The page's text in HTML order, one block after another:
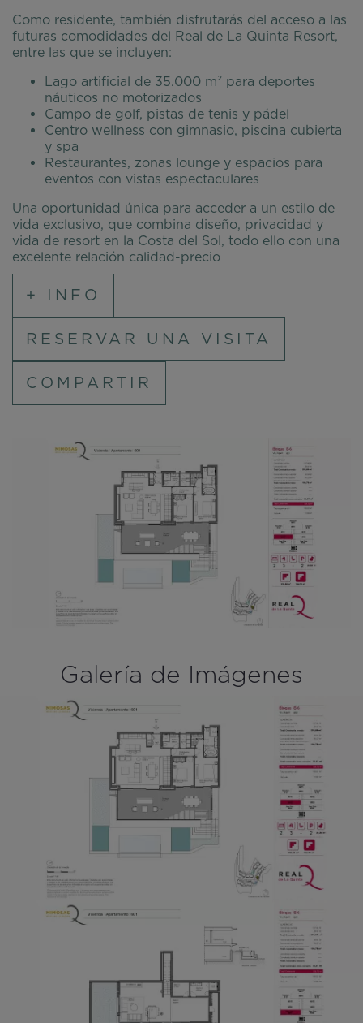
Como residente, también disfrutarás del acceso a las
futuras comodidades del Real de La Quinta Resort,
entre las que se incluyen:
Lago artificial de 35.000 m² para deportes
náuticos no motorizados
Campo de golf, pistas de tenis y pádel
Centro wellness con gimnasio, piscina cubierta
y spa
Restaurantes, zonas lounge y espacios para
eventos con vistas espectaculares
Una oportunidad única para acceder a un estilo de
vida exclusivo, que combina diseño, privacidad y
vida de resort en la Costa del Sol, todo ello con una
excelente relación calidad-precio
+ INFO
RESERVAR UNA VISITA
COMPARTIR
Galería de Imágenes